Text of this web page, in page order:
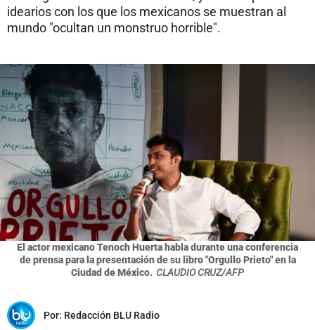
idearios con los que los mexicanos se muestran al
mundo "ocultan un monstruo horrible".
El actor mexicano Tenoch Huerta habla durante una conferencia
de prensa para la presentación de su libro "Orgullo Prieto" en la
Ciudad de México. CLAUDIO CRUZ/AFP
Por: Redacción BLU Radio